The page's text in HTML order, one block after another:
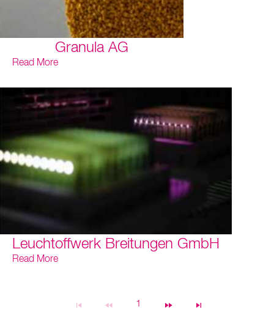
Granula AG
Read More
Leuchtoffwerk Breitungen GmbH
Read More
1